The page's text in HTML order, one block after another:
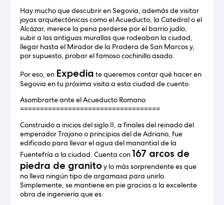
Hay mucho que descubrir en Segovia, además de visitar
joyas arquitectónicas como el Acueducto, la Catedral o el
Alcázar, merece la pena perderse por el barrio judío,
subir a las antiguas murallas que rodeaban la ciudad,
llegar hasta el Mirador de la Pradera de San Marcos y,
por supuesto, probar el famoso cochinillo asado.
Por eso, en Expedia te queremos contar qué hacer en
Segovia en tu próxima visita a esta ciudad de cuento.
Asombrarte ante el Acueducto Romano
===================================
Construido a inicios del siglo II, a finales del reinado del
emperador Trajano o principios del de Adriano, fue
edificado para llevar el agua del manantial de la
Fuentefría a la ciudad. Cuenta con167 arcos de
piedra de granitoy lo más sorprendente es que
no lleva ningún tipo de argamasa para unirlo.
Simplemente, se mantiene en pie gracias a la excelente
obra de ingeniería que es.